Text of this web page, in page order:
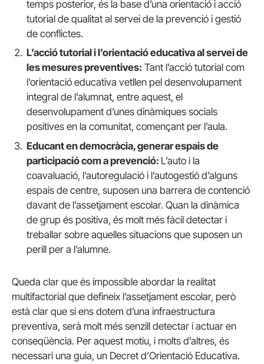
temps posterior, és la base d’una orientació i acció
tutorial de qualitat al servei de la prevenció i gestió
de conflictes.
L’acció tutorial i l’orientació educativa al servei de
les mesures preventives: Tant l’acció tutorial com
l’orientació educativa vetllen pel desenvolupament
integral de l’alumnat, entre aquest, el
desenvolupament d’unes dinàmiques socials
positives en la comunitat, començant per l’aula.
Educant en democràcia, generar espais de
participació com a prevenció: L’auto i la
coavaluació, l’autoregulació i l’autogestió d’alguns
espais de centre, suposen una barrera de contenció
davant de l’assetjament escolar. Quan la dinàmica
de grup és positiva, és molt més fàcil detectar i
treballar sobre aquelles situacions que suposen un
perill per a l’alumne.
Queda clar que és impossible abordar la realitat
multifactorial que defineix l’assetjament escolar, però
està clar que si ens dotem d’una infraestructura
preventiva, serà molt més senzill detectar i actuar en
conseqüència. Per aquest motiu, i molts d’altres, és
necessari una guia, un Decret d’Orientació Educativa.